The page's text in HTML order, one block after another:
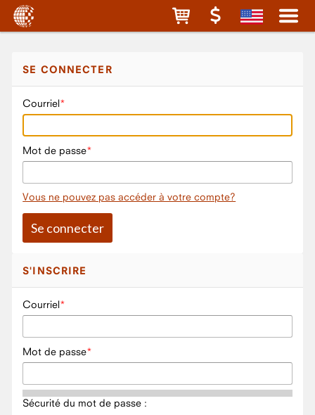
SE CONNECTER
Courriel
Mot de passe
Vous ne pouvez pas accéder à votre compte?
S'INSCRIRE
Courriel
Mot de passe
Sécurité du mot de passe :